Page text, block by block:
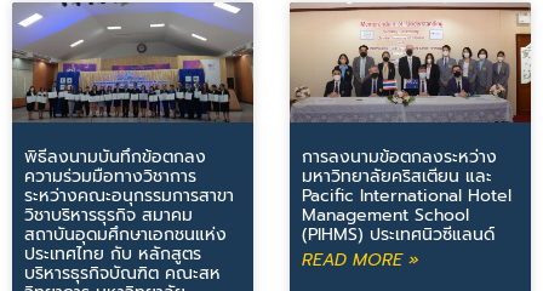
พิธีลงนามบันทึกข้อตกลง
ความร่วมมือทางวิชาการ
ระหว่างคณะอนุกรรมการสาขา
วิชาบริหารธุรกิจ สมาคม
สถาบันอุดมศึกษาเอกชนแห่ง
ประเทศไทย กับ หลักสูตร
บริหารธุรกิจบัณฑิต คณะสห
การลงนามข้อตกลงระหว่าง
มหาวิทยาลัยคริสเตียน และ
Pacific International Hotel
Management School
(PIHMS) ประเทศนิวซีแลนด์
READ MORE »